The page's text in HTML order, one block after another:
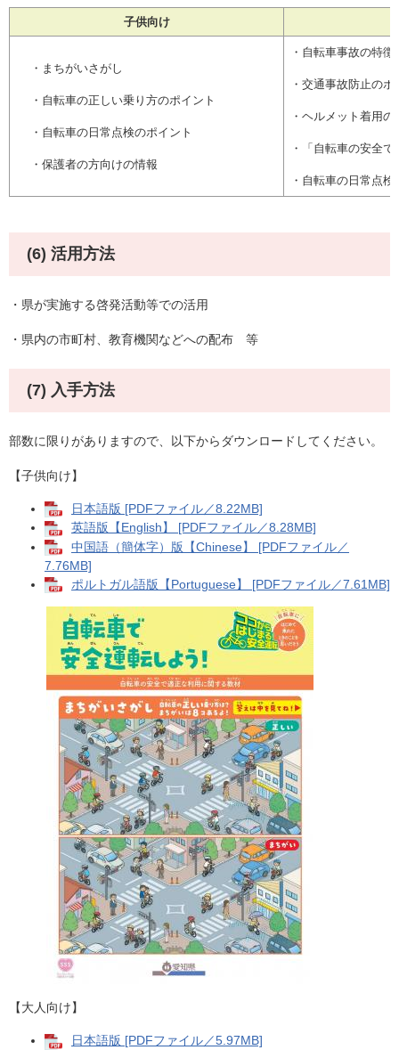
子供向け
・まちがいさがし
・自転車の正しい乗り方のポイント
・自転車の日常点検のポイント
・保護者の方向けの情報
・自転車事故の特徴
・交通事故防止のポ
・ヘルメット着用の
・「自転車の安全
・自転車の日常点
(6) 活用方法
・県が実施する啓発活動等での活用
・県内の市町村、教育機関などへの配布 等
(7) 入手方法
部数に限りがありますので、以下からダウンロードしてください。
【子供向け】
日本語版 [PDFファイル／8.22MB]
英語版【English】 [PDFファイル／8.28MB]
中国語（簡体字）版【Chinese】 [PDFファイル／
7.76MB]
ポルトガル語版【Portuguese】 [PDFファイル／7.61MB]
【大人向け】
日本語版 [PDFファイル／5.97MB]